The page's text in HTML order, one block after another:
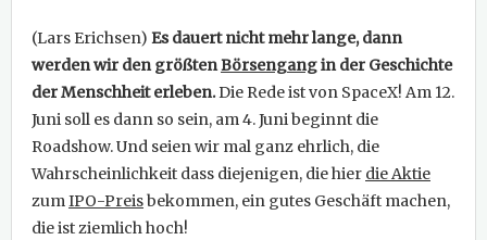
(Lars Erichsen) Es dauert nicht mehr lange, dann
werden wir den größtenBörsengangin der Geschichte
der Menschheit erleben.Die Rede ist von SpaceX! Am 12.
Juni soll es dann so sein, am 4. Juni beginnt die
Roadshow. Und seien wir mal ganz ehrlich, die
Wahrscheinlichkeit dass diejenigen, die hier die Aktie
zumIPO-Preisbekommen, ein gutes Geschäft machen,
die ist ziemlich hoch!